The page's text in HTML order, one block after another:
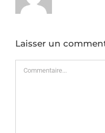
Laisser un